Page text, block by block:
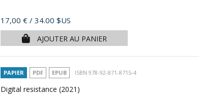
Prix
17,00 € / 34.00 $US
AJOUTER AU PANIER
PAPIER PDF EPUB ISBN 978-92-871-8715-4
Digital resistance (2021)